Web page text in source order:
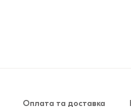
Оплата та доставка